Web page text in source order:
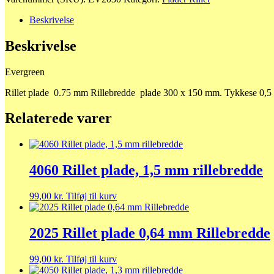
0.75
Rillebredde
antal
Beskrivelse
Beskrivelse
Evergreen
Rillet plade 0.75 mm Rillebredde plade 300 x 150 mm. Tykkese 0,5
Relaterede varer
4060 Rillet plade, 1,5 mm rillebredde
99,00 kr. Tilføj til kurv
2025 Rillet plade 0,64 mm Rillebredde
99,00 kr. Tilføj til kurv